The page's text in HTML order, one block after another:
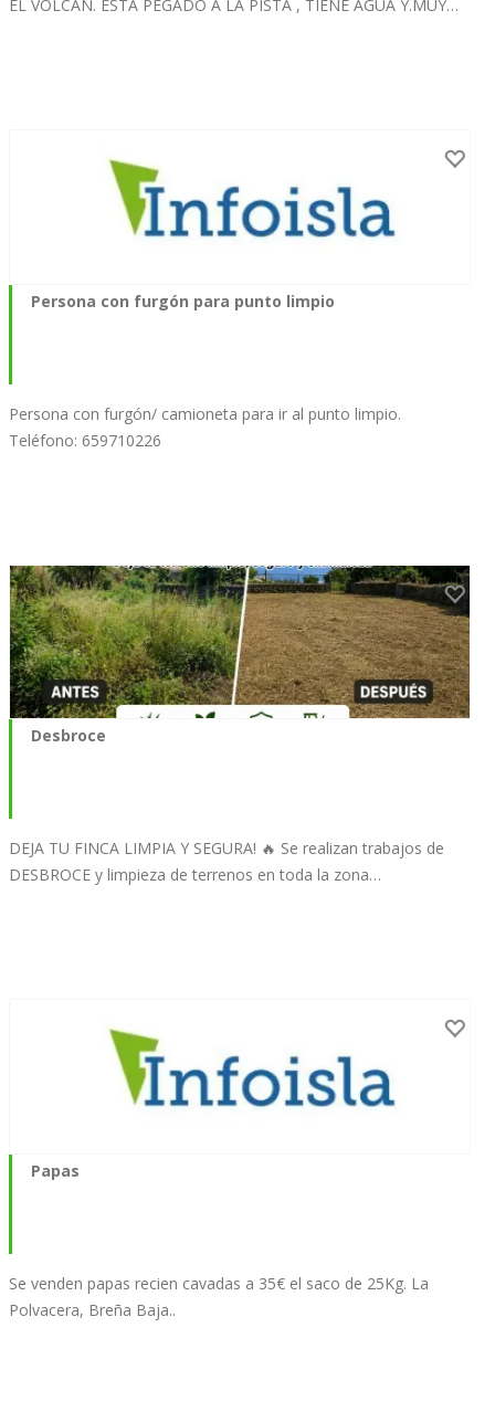
EL VOLCAN. ESTA PEGADO A LA PISTA , TIENE AGUA Y.MUY…
Persona con furgón para punto limpio
Persona con furgón/ camioneta para ir al punto limpio.
Teléfono: 659710226
Desbroce
DEJA TU FINCA LIMPIA Y SEGURA! 🔥 Se realizan trabajos de
DESBROCE y limpieza de terrenos en toda la zona…
Papas
Se venden papas recien cavadas a 35€ el saco de 25Kg. La
Polvacera, Breña Baja..